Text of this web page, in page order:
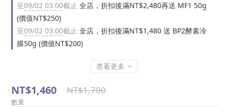
至09/02 03:00截止 全店，折扣後滿NT$2,480再送 MF1 50g
(價值NT$250)
至09/02 03:00截止 全店，折扣後滿NT$1,480 送 BP2酵素冷
膜50g (價值NT$200)
查看更多
NT$1,460 NT$1,700
數量